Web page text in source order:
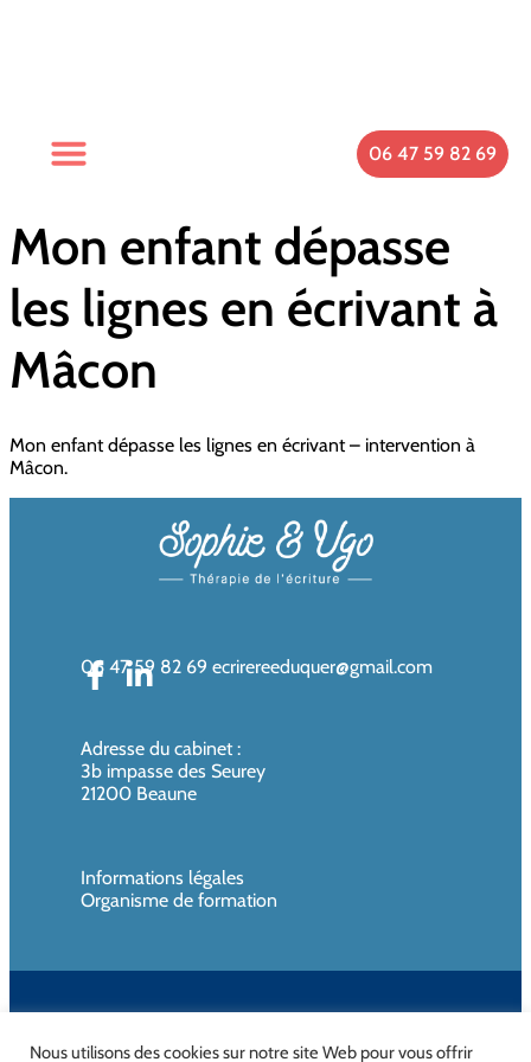
06 47 59 82 69
Mon enfant dépasse
les lignes en écrivant à
Mâcon
Mon enfant dépasse les lignes en écrivant – intervention à
Mâcon.
06 47 59 82 69 ecrirereeduquer@gmail.com
Adresse du cabinet :
3b impasse des Seurey
21200 Beaune
Informations légales
Organisme de formation
Nous utilisons des cookies sur notre site Web pour vous offrir